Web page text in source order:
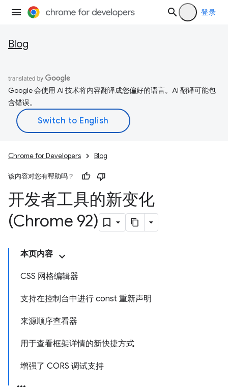
登录
Blog
Google 会使用 AI 技术将内容翻译成您偏好的语言。AI 翻译可能包
含错误。
Chrome for Developers Blog
该内容对您有帮助吗？
开发者工具的新变化
(Chrome 92)
本页内容
CSS 网格编辑器
支持在控制台中进行 const 重新声明
来源顺序查看器
用于查看框架详情的新快捷方式
增强了 CORS 调试支持